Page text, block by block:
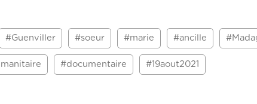
#Guenviller #soeur #marie #ancille
#documentaire #19aout2021